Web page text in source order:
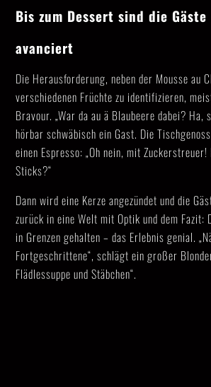
Bis zum Dessert sind die Gäste
avanciert
Die Herausforderung, neben der Mousse au
verschiedenen Früchte zu identifizieren,
Bravour. „War da au ä Blaubeere dabei? Ha,
hörbar schwäbisch ein Gast. Die
einen Espresso: „Oh nein, mit Zuckerstreuer!
Sticks?“
Dann wird eine Kerze angezündet und die
zurück in eine Welt mit Optik und dem Fazit:
in Grenzen gehalten – das Erlebnis genial.
Fortgeschrittene“, schlägt ein großer
Flädlessuppe und Stäbchen“.